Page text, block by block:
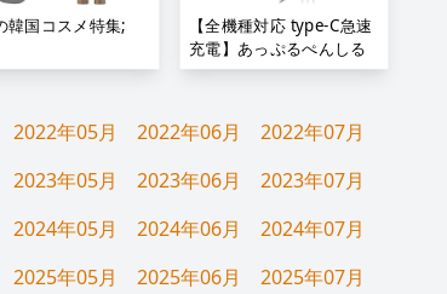
チポイント対応 自
リング ハンズフリ
ニングなどに適用;
韓国コスメ特集;
【全機種対応 type-C急速
充電】あっぷるぺんしる
互換 2024業界新登場 ス
誤ON/OFF防止/電量表示/
久 iPad/iPhone/Android/
シル;
2022年05月 2022年06月
2022年07月
2023年05月 2023年06月
2023年07月
2024年05月 2024年06月
2024年07月
2025年05月 2025年06月 2025年07月